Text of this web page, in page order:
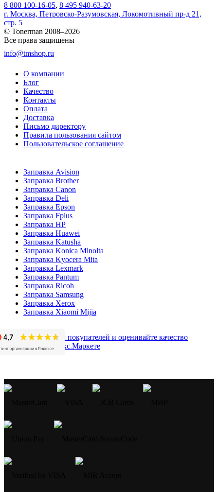
8 800 100-16-05, 8 495 940-63-20
г. Москва, Петровско-Разумовская, Локомотивный пр-д 21,
стр. 5
© Tonerman 2008–2026
Все права защищены
info@tmshop.ru
О компании
Блог
Качество
Контакты
Оплата
Доставка
Письмо директору
Правила пользования сайтом
Пользовательское соглашение
Заправка Avision
Заправка Brother
Заправка Canon
Заправка Deli
Заправка Epson
Заправка Fplus
Заправка HP
Заправка Huawei
Заправка Katusha
Заправка Konica Minolta
Заправка Kyocera Mita
Заправка Lexmark
Заправка Pantum
Заправка Ricoh
Заправка Samsung
Заправка Xerox
Заправка Xiaomi Mijia